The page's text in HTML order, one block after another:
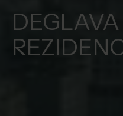
DEGLAVA